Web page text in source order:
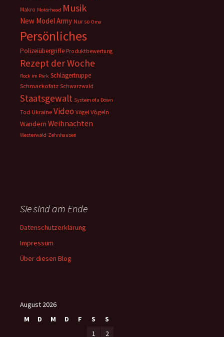
Makro Motörhead Musik
New Model Army Nur so Oma
Persönliches
Polizeiübergriffe Produktbewertung
Rezept der Woche
Rock im Park Schlägertruppe
Schmackofatz Schwarzwald
Staatsgewalt System of a Down
Tod Ukraine Video Vögel Vögeln
Wandern Weihnachten
Westerwald Zehnhausen
Sie sind am Ende
Datenschutzerklärung
Impressum
Über diesen Blog
August 2026
M
D M D F S
S
1
2